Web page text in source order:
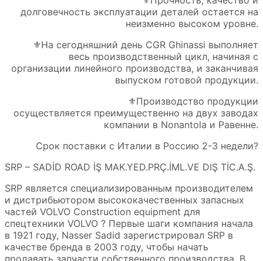
долговечность эксплуатации деталей остается на
неизменно высоком уровне.
⚜️На сегодняшний день CGR Ghinassi выполняет
весь производственный цикл, начиная с
организации линейного производства, и заканчивая
выпуском готовой продукции.
⚜️Производство продукции
осуществляется преимущественно на двух заводах
компании в Nonantola и Равенне.
Срок поставки с Италии в Россию 2-3 недели?
SRP – SADİD ROAD İŞ MAK.YED.PRÇ.İML.VE DIŞ TİC.A.Ş.
SRP является специализированным производителем
и дистрибьютором высококачественных запасных
частей VOLVO Construction equipment для
спецтехники VOLVO ? Первые шаги компания начала
в 1921 году, Nasser Sadid зарегистрировал SRP в
качестве бренда в 2003 году, чтобы начать
продавать запчасти собственного производства. В